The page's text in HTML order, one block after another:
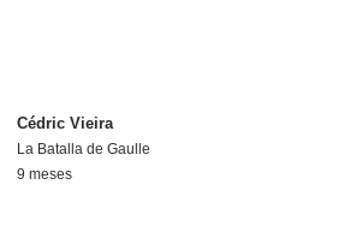
Cédric Vieira
La Batalla de Gaulle
9 meses